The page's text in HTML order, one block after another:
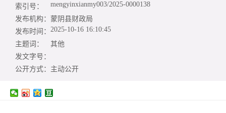
索引号：
mengyinxianmy003/2025-0000138
发布机构： 蒙阴县财政局
发布时间： 2025-10-16 16:10:45
主题词：
其他
发文字号：
公开方式： 主动公开